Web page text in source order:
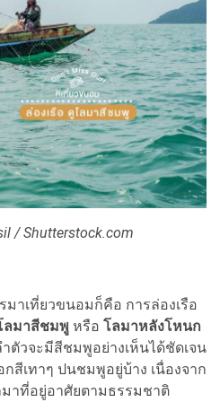
/ Shutterstock.com
าเที่ยวขนอมก็คือ การล่องเรือ
ลมาสีชมพู หรือ โลมาหลังโหนก
ตัวจะมีสีชมพูอย่างเห็นได้ชัดเจน
สีเทาๆ ปนชมพูอยู่บ้าง เนื่องจาก
าที่อยู่อาศัยตามธรรมชาติ